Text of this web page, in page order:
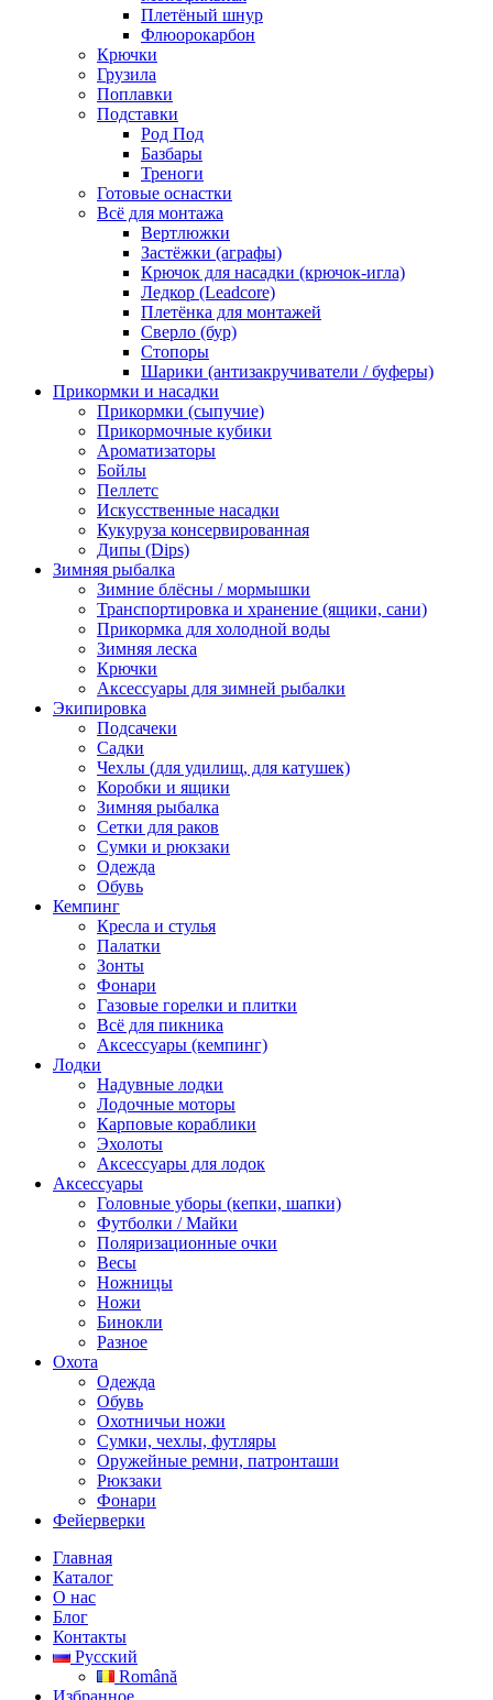
Плетёный шнур
Флюорокарбон
Крючки
Грузила
Поплавки
Подставки
Род Под
Базбары
Треноги
Готовые оснастки
Всё для монтажа
Вертлюжки
Застёжки (аграфы)
Крючок для насадки (крючок-игла)
Ледкор (Leadcore)
Плетёнка для монтажей
Сверло (бур)
Стопоры
Шарики (антизакручиватели / буферы)
Прикормки и насадки
Прикормки (сыпучие)
Прикормочные кубики
Ароматизаторы
Бойлы
Пеллетс
Искусственные насадки
Кукуруза консервированная
Дипы (Dips)
Зимняя рыбалка
Зимние блёсны / мормышки
Транспортировка и хранение (ящики, сани)
Прикормка для холодной воды
Зимняя леска
Крючки
Аксессуары для зимней рыбалки
Экипировка
Подсачеки
Садки
Чехлы (для удилищ, для катушек)
Коробки и ящики
Зимняя рыбалка
Сетки для раков
Сумки и рюкзаки
Одежда
Обувь
Кемпинг
Кресла и стулья
Палатки
Зонты
Фонари
Газовые горелки и плитки
Всё для пикника
Аксессуары (кемпинг)
Лодки
Надувные лодки
Лодочные моторы
Карповые кораблики
Эхолоты
Аксессуары для лодок
Аксессуары
Головные уборы (кепки, шапки)
Футболки / Майки
Поляризационные очки
Весы
Ножницы
Ножи
Бинокли
Разное
Охота
Одежда
Обувь
Охотничьи ножи
Сумки, чехлы, футляры
Оружейные ремни, патронташи
Рюкзаки
Фонари
Фейерверки
Главная
Каталог
О нас
Блог
Контакты
Русский
Română
Избранное